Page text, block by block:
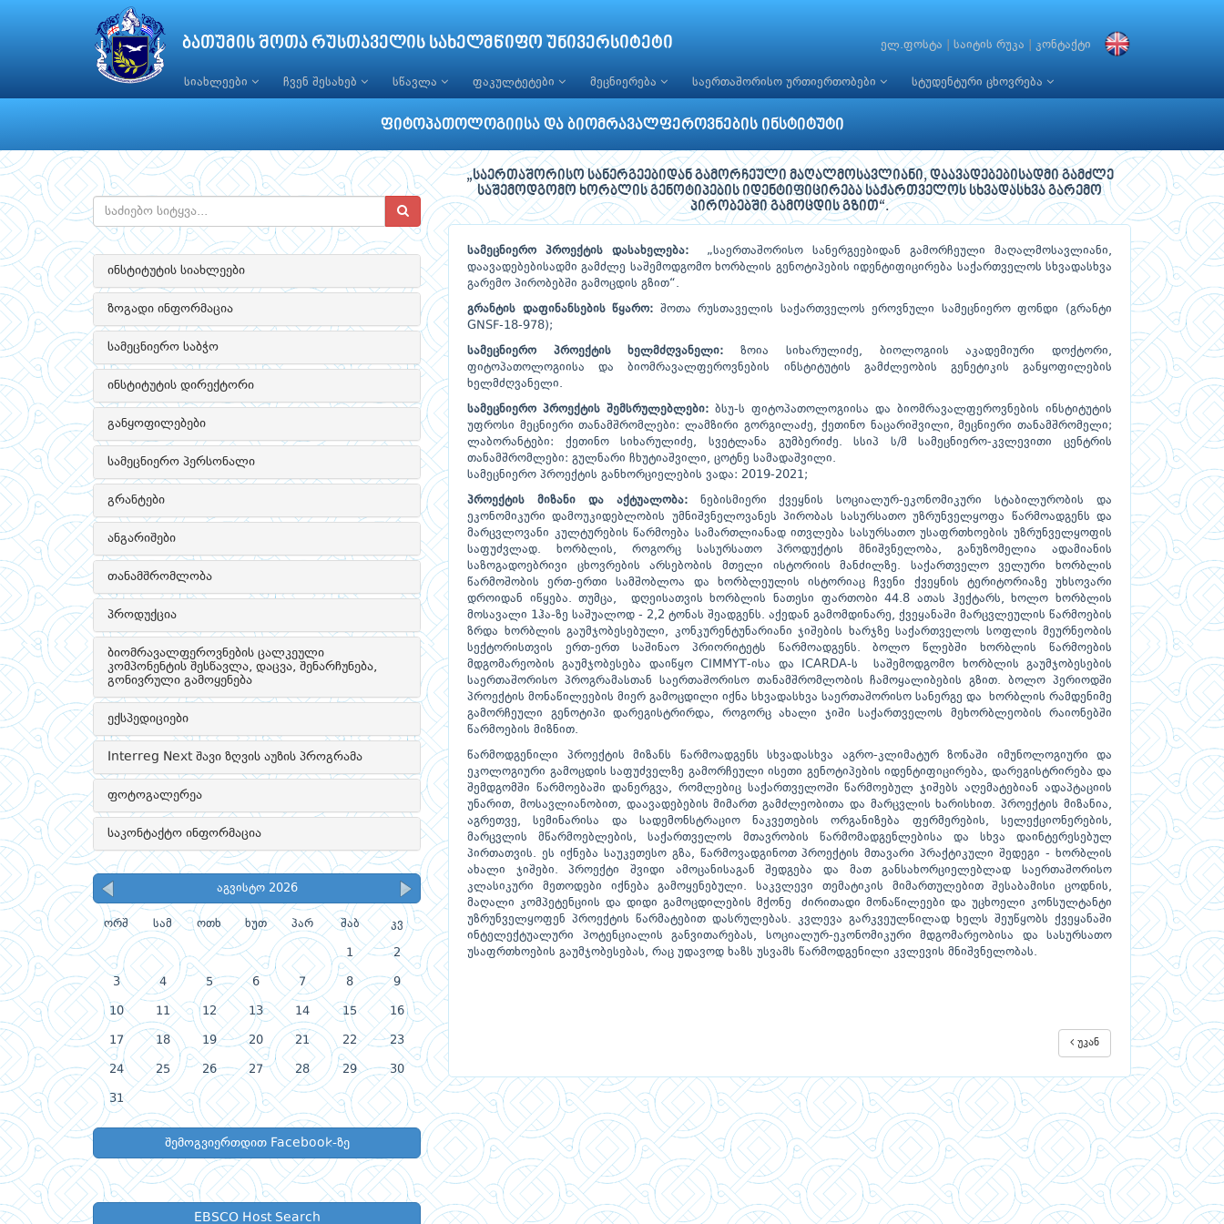
ბათუმის შოთა რუსთაველის სახელმწიფო უნივერსიტეტი ელ.ფოსტა საიტის რუკა კონტაქტი
სიახლეები ჩვენ შესახებ სწავლა ფაკულტეტები მეცნიერება საერთაშორისო ურთიერთობები სტუდენტური ცხოვრება
ფიტოპათოლოგიისა და ბიომრავალფეროვნების ინსტიტუტი
ინსტიტუტის სიახლეები
ზოგადი ინფორმაცია
სამეცნიერო საბჭო
ინსტიტუტის დირექტორი
განყოფილებები
სამეცნიერო პერსონალი
გრანტები
ანგარიშები
თანამშრომლობა
პროდუქცია
ბიომრავალფეროვნების ცალკეული
კომპონენტის შესწავლა, დაცვა, შენარჩუნება,
გონივრული გამოყენება
ექსპედიციები
Interreg Next შავი ზღვის აუზის პროგრამა
ფოტოგალერეა
საკონტაქტო ინფორმაცია
აგვისტო 2026
ორშ სამ ოთხ ხუთ პარ შაბ კვ
1 2
3 4 5 6 7 8 9
10 11 12 13 14 15 16
17 18 19 20 21 22 23
24 25 26 27 28 29 30
31
შემოგვიერთდით Facebook-ზე
EBSCO Host Search
„საერთაშორისო სანერგეებიდან გამორჩეული მაღალმოსავლიანი, დაავადებებისადმი გამძლე
საშემოდგომო ხორბლის გენოტიპების იდენტიფიცირება საქართველოს სხვადასხვა გარემო
პირობებში გამოცდის გზით“.
სამეცნიერო პროექტის დასახელება:
„საერთაშორისო სანერგეებიდან გამორჩეული მაღალმოსავლიანი,
დაავადებებისადმი გამძლე საშემოდგომო ხორბლის გენოტიპების იდენტიფიცირება საქართველოს სხვადასხვა
გარემო პირობებში გამოცდის გზით“.
გრანტის დაფინანსების წყარო: შოთა რუსთაველის საქართველოს ეროვნული სამეცნიერო ფონდი (გრანტი
GNSF-18-978);
სამეცნიერო პროექტის ხელმძღვანელი: ზოია სიხარულიძე, ბიოლოგიის აკადემიური დოქტორი,
ფიტოპათოლოგიისა და ბიომრავალფეროვნების ინსტიტუტის გამძლეობის გენეტიკის განყოფილების
ხელმძღვანელი.
სამეცნიერო პროექტის შემსრულებლები: ბსუ-ს ფიტოპათოლოგიისა და ბიომრავალფეროვნების ინსტიტუტის
უფროსი მეცნიერი თანამშრომლები: ლამზირი გორგილაძე, ქეთინო ნაცარიშვილი, მეცნიერი თანამშრომელი;
ლაბორანტები: ქეთინო სიხარულიძე, სვეტლანა გუმბერიძე. სსიპ ს/მ სამეცნიერო-კვლევითი ცენტრის
თანამშრომლები: გულნარი ჩხუტიაშვილი, ცოტნე სამადაშვილი.
სამეცნიერო პროექტის განხორციელების ვადა: 2019-2021;
პროექტის მიზანი და აქტუალობა: ნებისმიერი ქვეყნის სოციალურ-ეკონომიკური სტაბილურობის და
ეკონომიკური დამოუკიდებლობის უმნიშვნელოვანეს პირობას სასურსათო უზრუნველყოფა წარმოადგენს და
მარცვლოვანი კულტურების წარმოება სამართლიანად ითვლება სასურსათო უსაფრთხოების უზრუნველყოფის
საფუძვლად. ხორბლის, როგორც სასურსათო პროდუქტის მნიშვნელობა, განუზომელია ადამიანის
საზოგადოებრივი ცხოვრების არსებობის მთელი ისტორიის მანძილზე. საქართველო ველური ხორბლის
წარმოშობის ერთ-ერთი სამშობლოა და ხორბლეულის ისტორიაც ჩვენი ქვეყნის ტერიტორიაზე უხსოვარი
დროიდან იწყება. თუმცა, დღეისათვის ხორბლის ნათესი ფართობი 44.8 ათას ჰექტარს, ხოლო ხორბლის
მოსავალი 1ჰა-ზე საშუალოდ - 2,2 ტონას შეადგენს. აქედან გამომდინარე, ქვეყანაში მარცვლეულის წარმოების
ზრდა ხორბლის გაუმჯობესებული, კონკურენტუნარიანი ჯიშების ხარჯზე საქართველოს სოფლის მეურნეობის
სექტორისთვის ერთ-ერთ საშინაო პრიორიტეტს წარმოადგენს. ბოლო წლებში ხორბლის წარმოების
მდგომარეობის გაუმჯობესება დაიწყო CIMMYT-ისა და ICARDA-ს საშემოდგომო ხორბლის გაუმჯობესების
საერთაშორისო პროგრამასთან საერთაშორისო თანამშრომლობის ჩამოყალიბების გზით. ბოლო პერიოდში
პროექტის მონაწილეების მიერ გამოცდილი იქნა სხვადასხვა საერთაშორისო სანერგე და ხორბლის რამდენიმე
გამორჩეული გენოტიპი დარეგისტრირდა, როგორც ახალი ჯიში საქართველოს მეხორბლეობის რაიონებში
წარმოების მიზნით.
წარმოდგენილი პროექტის მიზანს წარმოადგენს სხვადასხვა აგრო-კლიმატურ ზონაში იმუნოლოგიური და
ეკოლოგიური გამოცდის საფუძველზე გამორჩეული ისეთი გენოტიპების იდენტიფიცირება, დარეგისტრირება და
შემდგომში წარმოებაში დანერგვა, რომლებიც საქართველოში წარმოებულ ჯიშებს აღემატებიან ადაპტაციის
უნარით, მოსავლიანობით, დაავადებების მიმართ გამძლეობითა და მარცვლის ხარისხით. პროექტის მიზანია,
აგრეთვე, სემინარისა და სადემონსტრაციო ნაკვეთების ორგანიზება ფერმერების, სელექციონერების,
მარცვლის მწარმოებლების, საქართველოს მთავრობის წარმომადგენლებისა და სხვა დაინტერესებულ
პირთათვის. ეს იქნება საუკეთესო გზა, წარმოვადგინოთ პროექტის მთავარი პრაქტიკული შედეგი - ხორბლის
ახალი ჯიშები. პროექტი შვიდი ამოცანისაგან შედგება და მათ განსახორციელებლად საერთაშორისო
კლასიკური მეთოდები იქნება გამოყენებული. საკვლევი თემატიკის მიმართულებით შესაბამისი ცოდნის,
მაღალი კომპეტენციის და დიდი გამოცდილების მქონე ძირითადი მონაწილეები და უცხოელი კონსულტანტი
უზრუნველყოფენ პროექტის წარმატებით დასრულებას. კვლევა გარკვეულწილად ხელს შეუწყობს ქვეყანაში
ინტელექტუალური პოტენციალის განვითარებას, სოციალურ-ეკონომიკური მდგომარეობისა და სასურსათო
უსაფრთხოების გაუმჯობესებას, რაც უდავოდ ხაზს უსვამს წარმოდგენილი კვლევის მნიშვნელობას.
უკან